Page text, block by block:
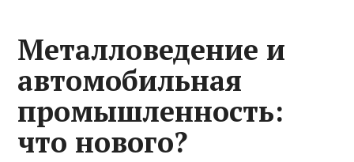
Металловедение и
автомобильная
промышленность:
что нового?